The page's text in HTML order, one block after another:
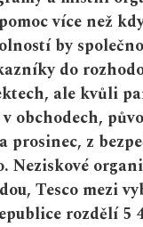
více než
by
do
ale kvůli
obchodech,
prosinec, z
Neziskové
Tesco mezi
rozdělí 5